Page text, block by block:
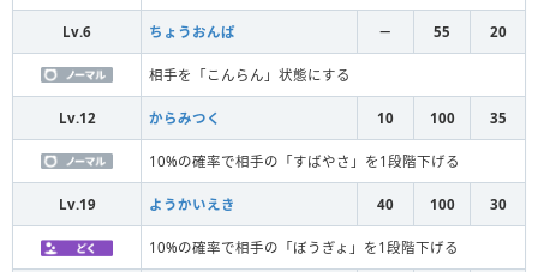
Lv.6 ちょうおんぱ － 55 20
相手を「こんらん」状態にする
Lv.12 からみつく 10 100 35
10%の確率で相手の「すばやさ」を1段階下げる
Lv.19 ようかいえき 40 100 30
10%の確率で相手の「ぼうぎょ」を1段階下げる